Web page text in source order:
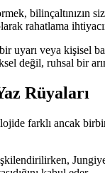
bilinçaltınızın
rahatlama
uyarı veya kişisel
değil, ruhsal bir
Rüyaları
farklı ancak